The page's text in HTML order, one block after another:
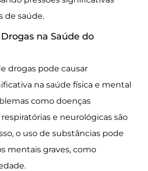
de saúde.
na Saúde do
drogas pode causar
na saúde física e mental
como doenças
e neurológicas são
o uso de substâncias pode
mentais graves, como